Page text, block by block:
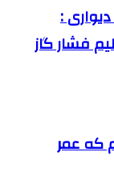
:
فشار گاز
که عمر